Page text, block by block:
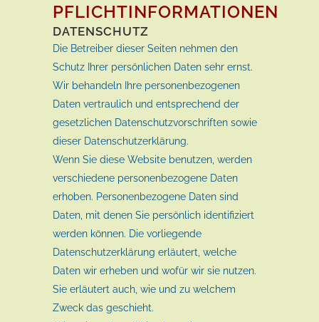
PFLICHTINFORMATIONEN
DATENSCHUTZ
Die Betreiber dieser Seiten nehmen den
Schutz Ihrer persönlichen Daten sehr ernst.
Wir behandeln Ihre personenbezogenen
Daten vertraulich und entsprechend der
gesetzlichen Datenschutzvorschriften sowie
dieser Datenschutzerklärung.
Wenn Sie diese Website benutzen, werden
verschiedene personenbezogene Daten
erhoben. Personenbezogene Daten sind
Daten, mit denen Sie persönlich identifiziert
werden können. Die vorliegende
Datenschutzerklärung erläutert, welche
Daten wir erheben und wofür wir sie nutzen.
Sie erläutert auch, wie und zu welchem
Zweck das geschieht.